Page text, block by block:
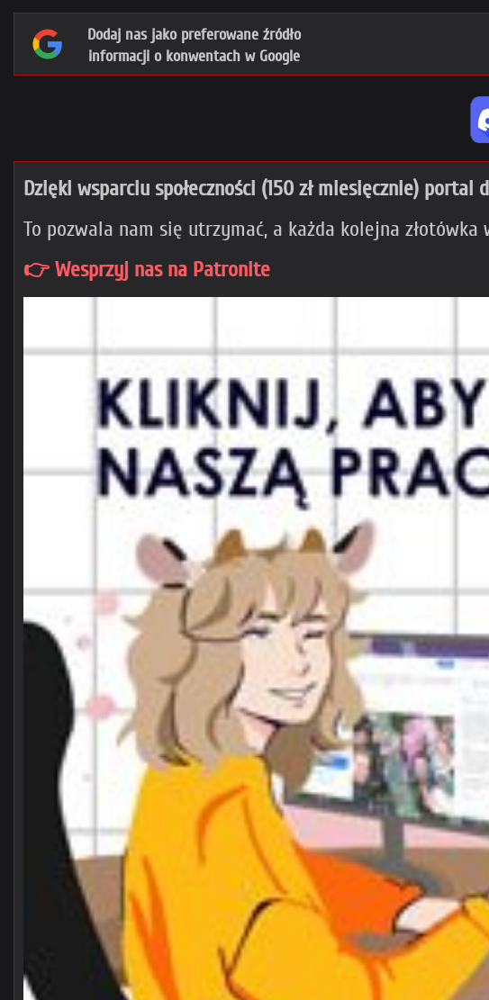
Dodaj nas jako preferowane źródło
informacji o konwentach w Google
Dzięki wsparciu społeczności (150 zł miesięcznie)
To pozwala nam się utrzymać, a każda kolejna złotówka
👉 Wesprzyj nas na Patronite